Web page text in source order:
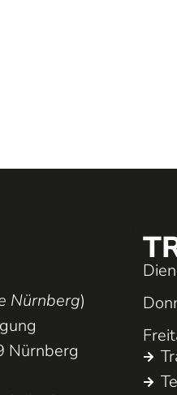
Nürnberg)
Nürnberg